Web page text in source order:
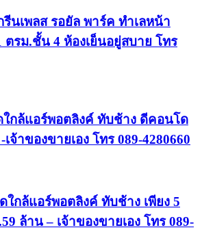
นเพลส รอยัล พาร์ค ทำเลหน้า
ตรม.ชั้น 4 ห้องเย็นอยู่สบาย โทร
กล้แอร์พอตลิงค์ ทับช้าง ดีคอนโด
จ้าของขายเอง โทร 089-4280660
กล้แอร์พอตลิงค์ ทับช้าง เพียง 5
ล้าน – เจ้าของขายเอง โทร 089-